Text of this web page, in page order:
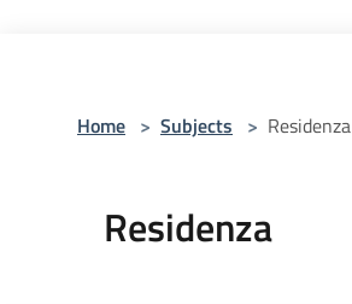
Home > Subjects > Residenza
Residenza